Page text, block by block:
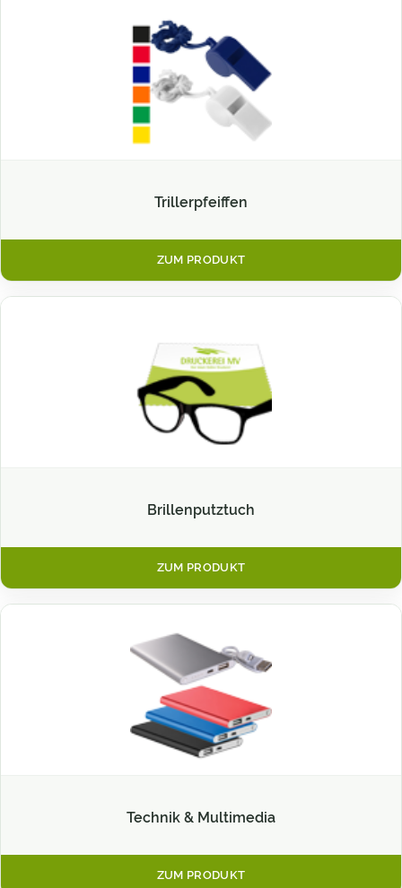
Trillerpfeiffen
ZUM PRODUKT
Brillenputztuch
ZUM PRODUKT
Technik & Multimedia
ZUM PRODUKT